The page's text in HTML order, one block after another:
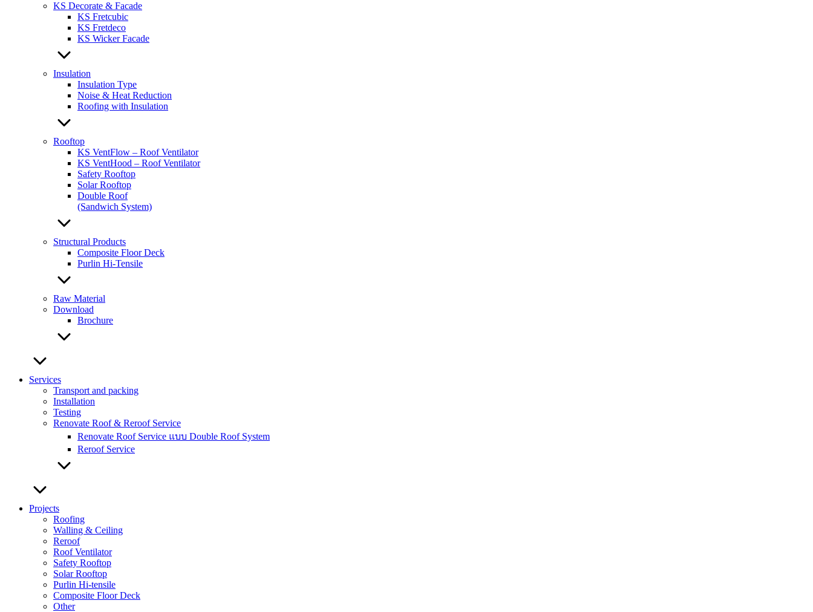
KS Decorate & Facade
KS Fretcubic
KS Fretdeco
KS Wicker Facade
Insulation
Insulation Type
Noise & Heat Reduction
Roofing with Insulation
Rooftop
KS VentFlow – Roof Ventilator
KS VentHood – Roof Ventilator
Safety Rooftop
Solar Rooftop
Double Roof
(Sandwich System)
Structural Products
Composite Floor Deck
Purlin Hi-Tensile
Raw Material
Download
Brochure
Services
Transport and packing
Installation
Testing
Renovate Roof & Reroof Service
Renovate Roof Service แบบ Double Roof System
Reroof Service
Projects
Roofing
Walling & Ceiling
Reroof
Roof Ventilator
Safety Rooftop
Solar Rooftop
Purlin Hi-tensile
Composite Floor Deck
Other